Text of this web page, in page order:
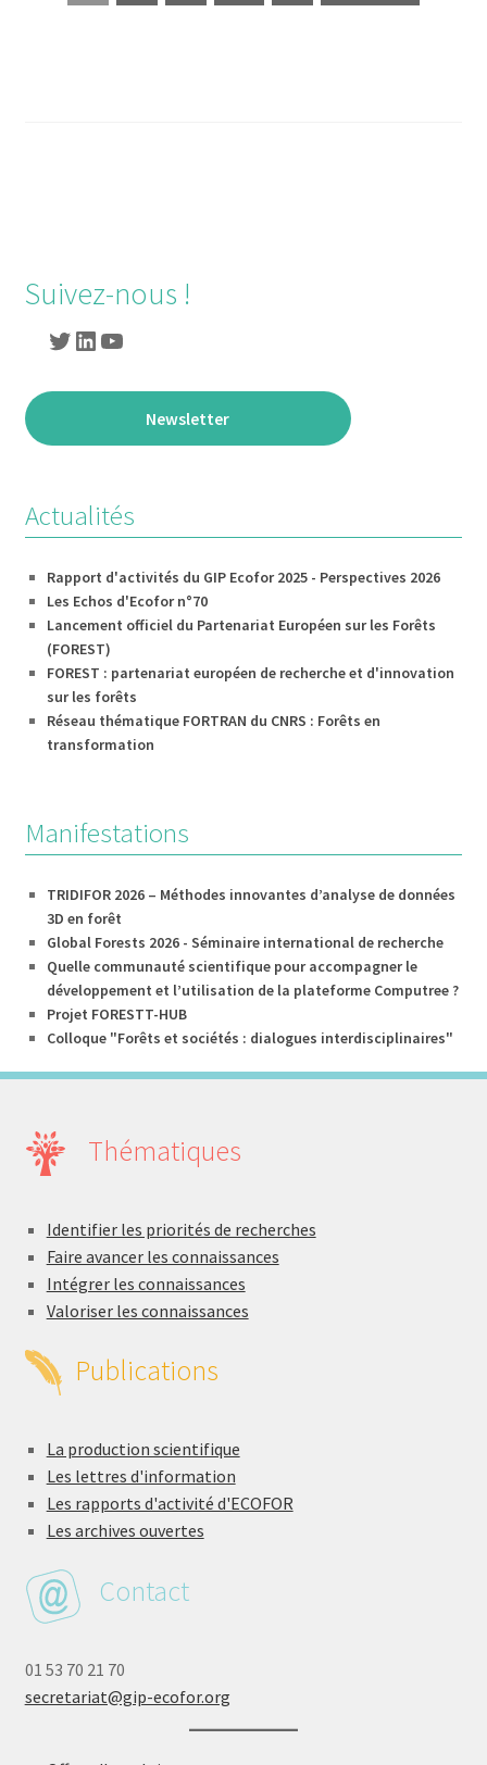
l’article
Suivez-nous !
Twitter
LinkedIn
YouTube
Newsletter
Actualités
Rapport d'activités du GIP Ecofor 2025 - Perspectives 2026
Les Echos d'Ecofor n°70
Lancement officiel du Partenariat Européen sur les Forêts
(FOREST)
FOREST : partenariat européen de recherche et d'innovation
sur les forêts
Réseau thématique FORTRAN du CNRS : Forêts en
transformation
Manifestations
TRIDIFOR 2026 – Méthodes innovantes d’analyse de données
3D en forêt
Global Forests 2026 - Séminaire international de recherche
Quelle communauté scientifique pour accompagner le
développement et l’utilisation de la plateforme Computree ?
Projet FORESTT-HUB
Colloque "Forêts et sociétés : dialogues interdisciplinaires"
Thématiques
Identifier les priorités de recherches
Faire avancer les connaissances
Intégrer les connaissances
Valoriser les connaissances
Publications
La production scientifique
Les lettres d'information
Les rapports d'activité d'ECOFOR
Les archives ouvertes
Contact
01 53 70 21 70
secretariat@gip-ecofor.org